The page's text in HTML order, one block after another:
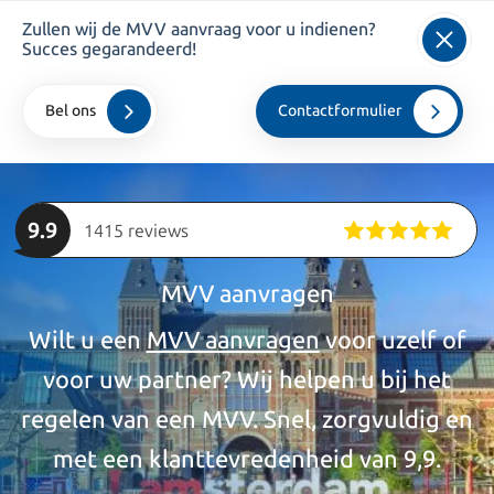
info@kroesadvocaten.nl
+31 20 520 7050
particulieren
9.9 1415 reviews
MVV aanvragen
Wilt u eenMVV aanvragenvoor uzelf of
voor uw partner? Wij helpen u bij het
regelen van een MVV. Snel, zorgvuldig en
met een klanttevredenheid van 9,9.
Zullen wij de MVV aanvraag voor u indienen?
Succes gegarandeerd!
Bel ons Contactformulier